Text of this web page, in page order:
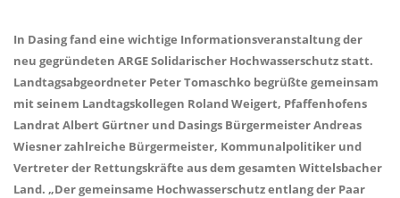
In Dasing fand eine wichtige Informationsveranstaltung der
neu gegründeten ARGE Solidarischer Hochwasserschutz statt.
Landtagsabgeordneter Peter Tomaschko begrüßte gemeinsam
mit seinem Landtagskollegen Roland Weigert, Pfaffenhofens
Landrat Albert Gürtner und Dasings Bürgermeister Andreas
Wiesner zahlreiche Bürgermeister, Kommunalpolitiker und
Vertreter der Rettungskräfte aus dem gesamten Wittelsbacher
Land. „Der gemeinsame Hochwasserschutz entlang der Paar